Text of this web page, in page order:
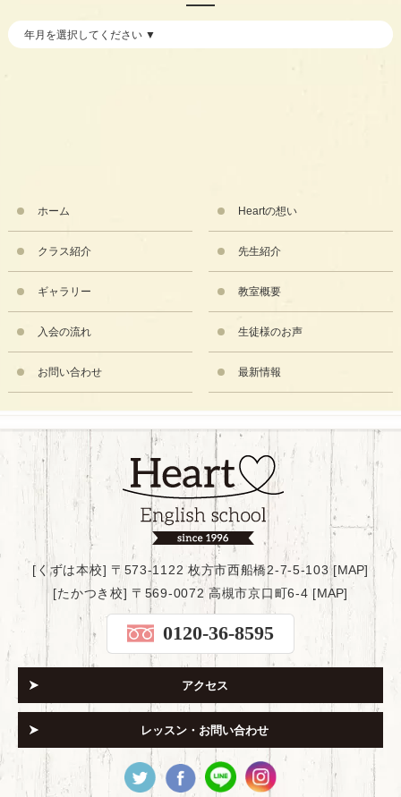
ホーム Heartの想い
クラス紹介 先生紹介
ギャラリー 教室概要
入会の流れ 生徒様のお声
お問い合わせ 最新情報
[くずは本校] 〒573-1122 枚方市西船橋2-7-5-103 [MAP]
[たかつき校] 〒569-0072 高槻市京口町6-4 [MAP]
0120-36-8595
アクセス
レッスン・お問い合わせ